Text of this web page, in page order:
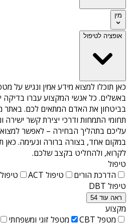
מין
אופציה לטיפול
כאן תוכלו למצוא מידע אמין ונגיש על
באשלים. כל אנשי המקצוע עברו בדיקה
בביטחון את האדם המתאים לכם. באתר
תחומי התמחות ודרכי יצירת קשר
עליכם בתהליך הבחירה – לאפשר
במקום אחד, בצורה ברורה ונעימה. כאן
לקרוא, ולהחליט בקצב שלכם.
טיפול
הדרכת הורים
טיפול ACT טיפול ADHD
טיפול DBT
ראה עוד 54
מקצוע
מטפל CBT
מטפל זוגי ומשפחתי